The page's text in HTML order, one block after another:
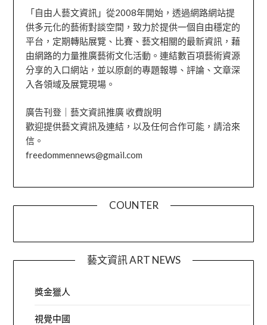
「自由人藝文資訊」從2008年開始，透過網路網站提
供多元化的藝術對談空間，致力於提供一個自由穩定的
平台，定期轉貼展覽、比賽、藝文相關的最新資訊，藉
由網路的力量推廣藝術文化活動。連結數百項藝術資源
分享的入口網站，並以原創的專題報導、評論、文章深
入各領域及展覽現場。
廣告刊登｜藝文資訊推廣 收費說明
歡迎提供藝文資訊及連結，以及任何合作可能，請洽來
信。
freedommennews@gmail.com
COUNTER
藝文資訊 ART NEWS
獎金獵人
視覺中國